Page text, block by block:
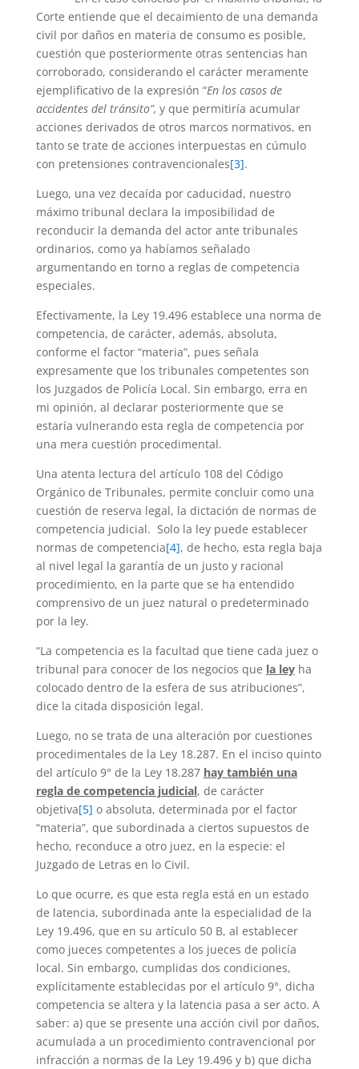
Corte entiende que el decaimiento de una demanda
civil por daños en materia de consumo es posible,
cuestión que posteriormente otras sentencias han
corroborado, considerando el carácter meramente
ejemplificativo de la expresión “En los casos de
accidentes del tránsito”, y que permitiría acumular
acciones derivados de otros marcos normativos, en
tanto se trate de acciones interpuestas en cúmulo
con pretensiones contravencionales[3].
Luego, una vez decaída por caducidad, nuestro
máximo tribunal declara la imposibilidad de
reconducir la demanda del actor ante tribunales
ordinarios, como ya habíamos señalado
argumentando en torno a reglas de competencia
especiales.
Efectivamente, la Ley 19.496 establece una norma de
competencia, de carácter, además, absoluta,
conforme el factor “materia”, pues señala
expresamente que los tribunales competentes son
los Juzgados de Policía Local. Sin embargo, erra en
mi opinión, al declarar posteriormente que se
estaría vulnerando esta regla de competencia por
una mera cuestión procedimental.
Una atenta lectura del artículo 108 del Código
Orgánico de Tribunales, permite concluir como una
cuestión de reserva legal, la dictación de normas de
competencia judicial. Solo la ley puede establecer
normas de competencia[4], de hecho, esta regla baja
al nivel legal la garantía de un justo y racional
procedimiento, en la parte que se ha entendido
comprensivo de un juez natural o predeterminado
por la ley.
“La competencia es la facultad que tiene cada juez o
tribunal para conocer de los negocios que la leyha
colocado dentro de la esfera de sus atribuciones”,
dice la citada disposición legal.
Luego, no se trata de una alteración por cuestiones
procedimentales de la Ley 18.287. En el inciso quinto
del artículo 9° de la Ley 18.287 hay también una
regla de competencia judicial, de carácter
objetiva[5] o absoluta, determinada por el factor
“materia”, que subordinada a ciertos supuestos de
hecho, reconduce a otro juez, en la especie: el
Juzgado de Letras en lo Civil.
Lo que ocurre, es que esta regla está en un estado
de latencia, subordinada ante la especialidad de la
Ley 19.496, que en su artículo 50 B, al establecer
como jueces competentes a los jueces de policía
local. Sin embargo, cumplidas dos condiciones,
explícitamente establecidas por el artículo 9°, dicha
competencia se altera y la latencia pasa a ser acto. A
saber: a) que se presente una acción civil por daños,
acumulada a un procedimiento contravencional por
infracción a normas de la Ley 19.496 y b) que dicha